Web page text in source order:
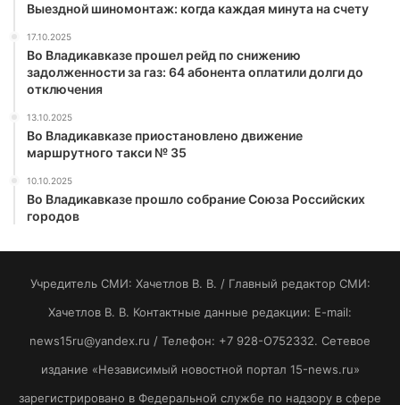
Выездной шиномонтаж: когда каждая минута на счету
17.10.2025
Во Владикавказе прошел рейд по снижению
задолженности за газ: 64 абонента оплатили долги до
отключения
13.10.2025
Во Владикавказе приостановлено движение
маршрутного такси № 35
10.10.2025
Во Владикавказе прошло собрание Союза Российских
городов
Учредитель СМИ: Хaчeтлoв B. B. / Главный редактор СМИ:
Хaчeтлoв B. B. Контактные данные редакции: E-mail:
news15ru@yandex.ru / Телефон: +7 928-O752332. Сетевое
издание «Независимый новостной портал 15-news.ru»
зарегистрировано в Федеральной службе по надзору в сфере